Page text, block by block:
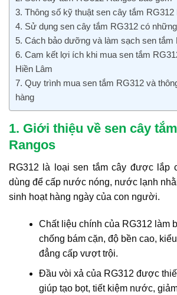
3. Thông số kỹ thuật sen cây tắm RG312
4. Sử dụng sen cây tắm RG312 có
5. Cách bảo dưỡng và làm sạch sen tắm
6. Cam kết lợi ích khi mua sen tắm
Hiền Lâm
7. Quy trình mua sen tắm RG312 và
hàng
1. Giới thiệu về sen cây
Rangos
RG312 là loại sen tắm cây được lắp
dùng để cấp nước nóng, nước lạnh
sinh hoạt hàng ngày của con người.
Chất liệu chính của RG312 làm
chống bám cặn, độ bền cao,
đẳng cấp vượt trội.
Đầu vòi xả của RG312 được
giúp tạo bọt, tiết kiệm nước,